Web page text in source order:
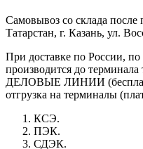
Самовывоз со склада после
Татарстан, г. Казань, ул.
При доставке по России,
производится до
ДЕЛОВЫЕ ЛИНИИ
отгрузка на терминалы
КСЭ.
ПЭК.
СДЭК.